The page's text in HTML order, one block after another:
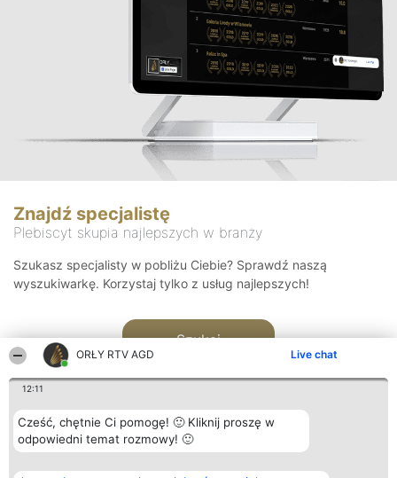
ORŁY RTV AGD Live chat
12:11
Cześć, chętnie Ci pomogę! 🙂 Kliknij proszę w
odpowiedni temat rozmowy! 🙂
Znajdź specjalistę
Plebiscyt skupia najlepszych w branży
Szukasz specjalisty w pobliżu Ciebie? Sprawdź naszą
wyszukiwarkę. Korzystaj tylko z usług najlepszych!
Szukaj
Organizator plebiscytu Plebiscyt Kontakt